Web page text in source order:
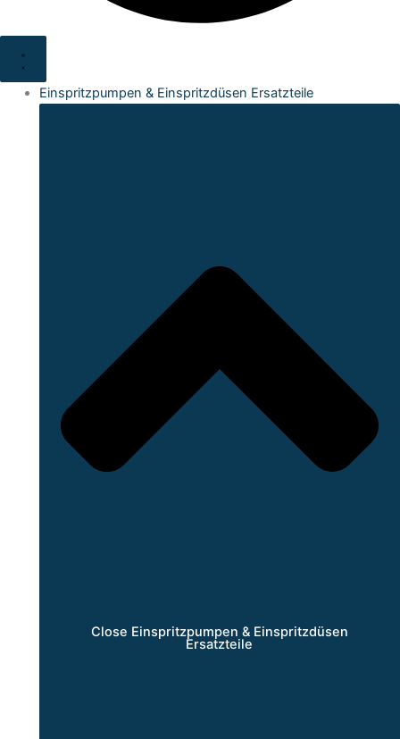
Einspritzpumpen & Einspritzdüsen Ersatzteile
Close Einspritzpumpen & Einspritzdüsen
Ersatzteile